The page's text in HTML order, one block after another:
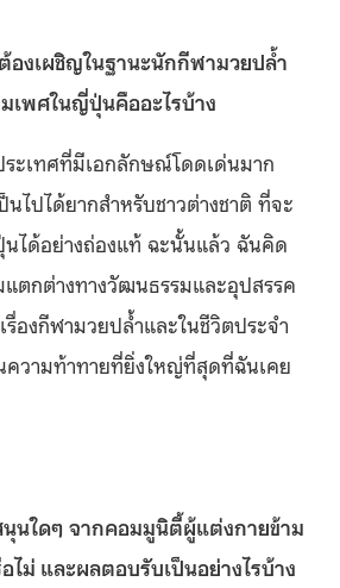
งเผชิญในฐานะนักกีฬามวยปล้ำ
เพศในญี่ปุ่นคืออะไรบ้าง
ะเทศที่มีเอกลักษณ์โดดเด่นมาก
นไปได้ยากสำหรับชาวต่างชาติ ที่จะ
ได้อย่างถ่องแท้ ฉะนั้นแล้ว ฉันคิด
แตกต่างทางวัฒนธรรมและอุปสรรค
รื่องกีฬามวยปล้ำและในชีวิตประจำ
ความท้าทายที่ยิ่งใหญ่ที่สุดที่ฉันเคย
นใดๆ จากคอมมูนิตี้ผู้แต่งกายข้าม
ม่ และผลตอบรับเป็นอย่างไรบ้าง